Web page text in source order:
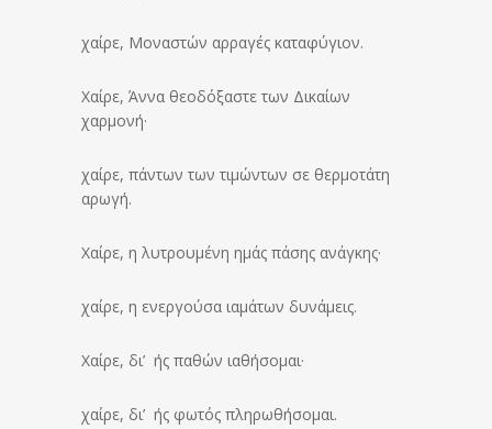
χαίρε, Μοναστών αρραγές καταφύγιον.
Χαίρε, Άννα θεοδόξαστε των Δικαίων
χαρμονή·
χαίρε, πάντων των τιμώντων σε θερμοτάτη
αρωγή.
Χαίρε, η λυτρουμένη ημάς πάσης ανάγκης·
χαίρε, η ενεργούσα ιαμάτων δυνάμεις.
Χαίρε, δι’ ής παθών ιαθήσομαι·
χαίρε, δι’ ής φωτός πληρωθήσομαι.